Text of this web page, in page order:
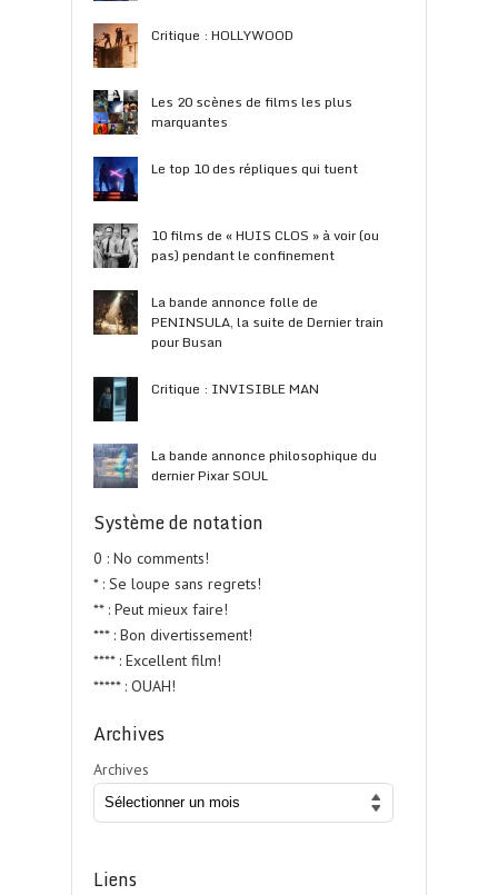
Critique : HOLLYWOOD
Les 20 scènes de films les plus
marquantes
Le top 10 des répliques qui tuent
10 films de « HUIS CLOS » à voir (ou
pas) pendant le confinement
La bande annonce folle de
PENINSULA, la suite de Dernier train
pour Busan
Critique : INVISIBLE MAN
La bande annonce philosophique du
dernier Pixar SOUL
Système de notation
0 : No comments!
* : Se loupe sans regrets!
** : Peut mieux faire!
*** : Bon divertissement!
**** : Excellent film!
***** : OUAH!
Archives
Archives
Liens